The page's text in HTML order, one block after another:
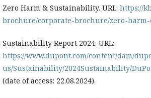
Zero Harm & Sustainability. URL: https://
brochure/corporate-brochure/zero-harm-
Sustainability Report 2024. URL:
https://www.dupont.com/content/dam/
us/Sustainability/2024Sustainability/
(date of access: 22.08.2024).